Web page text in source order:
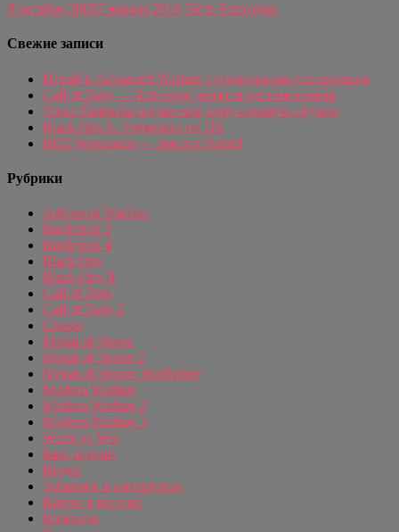
8 октября 20097 января 2010 Петр Картодин
Свежие записи
Играй в Advanced Warfare с правильным напарником
Call of Duty — Activision делится достижениями
Vince Zampella создал еще одну игровую студию
Black Ops 2- Vengeance на ПК
BO2 Vengeance — миссия Buried
Рубрики
Advanced Warfare
Battlefield 3
Battlefield 4
Black Ops
Black Ops II
Call of Duty
Call of Duty 2
Ghosts
Medal of Honor
Medal of Honor 2
Medal of Honor: Warfighter
Modern Warfare
Modern Warfare 2
Modern Warfare 3
World of War
База знаний
Видео
Забавное и интересное
Карты и миссии
Команды